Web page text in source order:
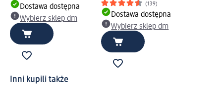
Dostawa dostępna
Wybierz sklep dm
(139)
Dostawa dostępna
Wybierz sklep dm
Inni kupili także